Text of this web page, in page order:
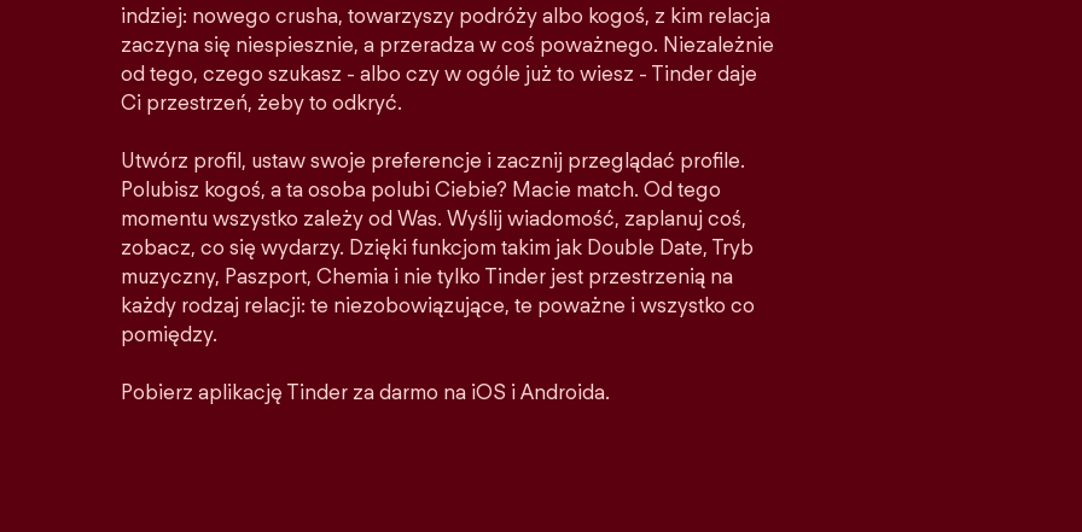
indziej: nowego crusha, towarzyszy podróży albo kogoś, z kim relacja
zaczyna się niespiesznie, a przeradza w coś poważnego. Niezależnie
od tego, czego szukasz - albo czy w ogóle już to wiesz - Tinder daje
Ci przestrzeń, żeby to odkryć.
Utwórz profil, ustaw swoje preferencje i zacznij przeglądać profile.
Polubisz kogoś, a ta osoba polubi Ciebie? Macie match. Od tego
momentu wszystko zależy od Was. Wyślij wiadomość, zaplanuj coś,
zobacz, co się wydarzy. Dzięki funkcjom takim jak Double Date, Tryb
muzyczny, Paszport, Chemia i nie tylko Tinder jest przestrzenią na
każdy rodzaj relacji: te niezobowiązujące, te poważne i wszystko co
pomiędzy.
Pobierz aplikację Tinder za darmo na iOS i Androida.